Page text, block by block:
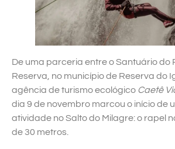
De uma parceria entre o Santuário do
Reserva, no município de Reserva do
agência de turismo ecológico Caetê
dia 9 de novembro marcou o início de
atividade no Salto do Milagre: o rapel
de 30 metros.